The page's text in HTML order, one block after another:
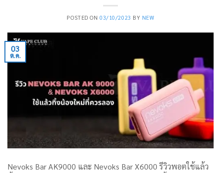
POSTED ON03/10/2023 BY NEW
03
ต.ค.
Nevoks Bar AK9000 และ Nevoks Bar X6000 รีวิวพอตใช้แล้ว